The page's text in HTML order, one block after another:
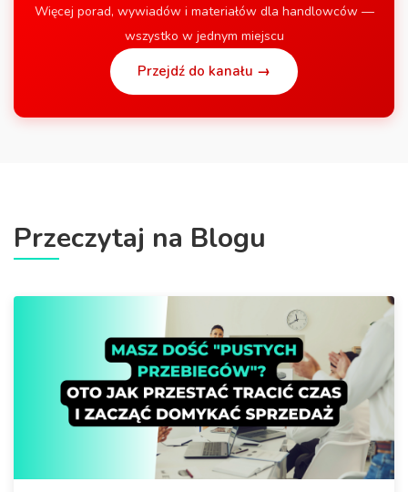
Więcej porad, wywiadów i materiałów dla handlowców —
wszystko w jednym miejscu
Przejdź do kanału →
Przeczytaj na Blogu